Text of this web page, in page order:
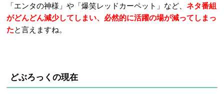
「エンタの神様」や「爆笑レッドカーペット」など、 ネタ番組
がどんどん減少してしまい、必然的に活躍の場が減ってしまっ
たと言えますね。
どぶろっくの現在